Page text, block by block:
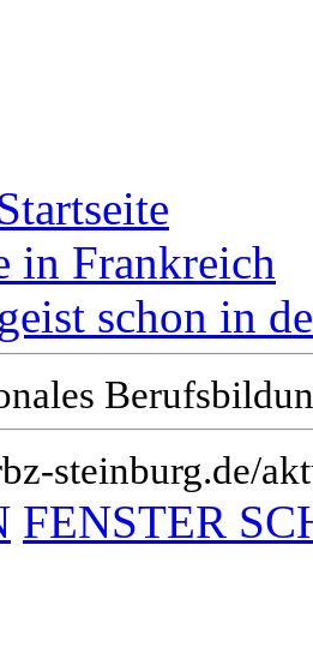
in Frankreich
schon in
steinburg.de/
FENSTER